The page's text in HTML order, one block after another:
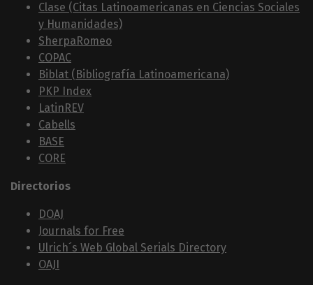
Clase (Citas Latinoamericanas en Ciencias Sociales
y Humanidades)
SherpaRomeo
COPAC
Biblat (Bibliografía Latinoamericana)
PKP Index
LatinREV
Cabells
BASE
CORE
Directorios
DOAJ
Journals for Free
Ulrich´s Web Global Serials Directory
OAJI